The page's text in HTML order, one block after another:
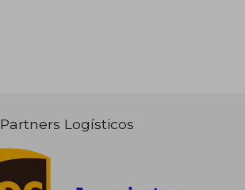
Partners Logísticos